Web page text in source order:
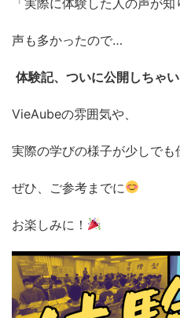
声も多かったので…
体験記、ついに公開しちゃい
VieAubeの雰囲気や、
実際の学びの様子が少しでも
ぜひ、ご参考までに
お楽しみに！